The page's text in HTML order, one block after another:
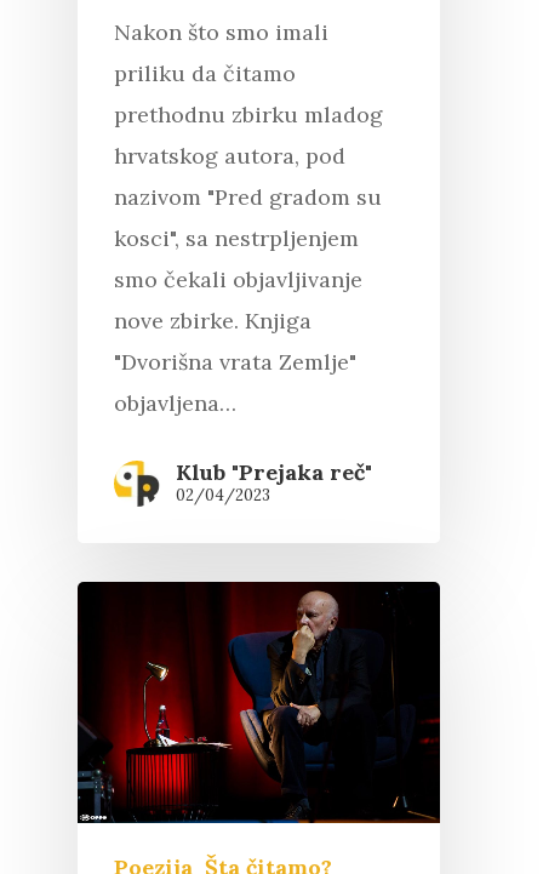
Nakon što smo imali
priliku da čitamo
prethodnu zbirku mladog
hrvatskog autora, pod
nazivom "Pred gradom su
kosci", sa nestrpljenjem
smo čekali objavljivanje
nove zbirke. Knjiga
"Dvorišna vrata Zemlje"
objavljena…
Klub "Prejaka reč"
02/04/2023
Poezija Šta čitamo?